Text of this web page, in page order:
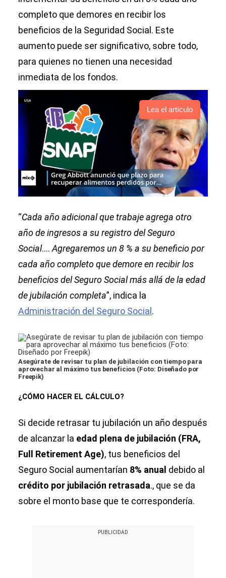
completo que demores en recibir los
beneficios de la Seguridad Social. Este
aumento puede ser significativo, sobre todo,
para quienes no tienen una necesidad
inmediata de los fondos.
Lea el artículo
“Cada año adicional que trabaje agrega otro
año de ingresos a su registro del Seguro
Social....Agregaremos un 8 % a su beneficio por
cada año completo que demore en recibir los
beneficios del Seguro Social más allá de la edad
de jubilación completa”, indica la
Administración del Seguro Social .
Asegúrate de revisar tu plan de jubilación con tiempo para
aprovechar al máximo tus beneficios (Foto: Diseñado por
Freepik)
¿CÓMO HACER EL CÁLCULO?
Si decide retrasar tu jubilación un año después
de alcanzar la edad plena de jubilación (FRA,
Full Retirement Age), tus beneficios del
Seguro Social aumentarían 8% anual debido al
crédito por jubilación retrasada., que se da
sobre el monto base que te correspondería.